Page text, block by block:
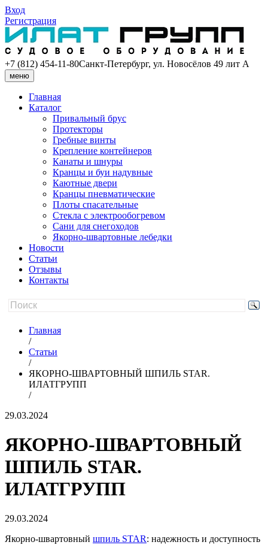
Вход
Регистрация
+7 (812) 454-11-80Санкт-Петербург, ул. Новосёлов 49 лит А
меню
Главная
Каталог
Привальный брус
Протекторы
Гребные винты
Крепление контейнеров
Канаты и шнуры
Кранцы и буи надувные
Каютные двери
Кранцы пневматические
Плоты спасательные
Стекла с электрообогревом
Сани для снегоходов
Якорно-швартовные лебедки
Новости
Статьи
Отзывы
Контакты
Главная
/
Статьи
/
ЯКОРНО-ШВАРТОВНЫЙ ШПИЛЬ STAR.
ИЛАТГРУПП
/
29.03.2024
ЯКОРНО-ШВАРТОВНЫЙ
ШПИЛЬ STAR.
ИЛАТГРУПП
29.03.2024
Якорно-швартовный шпиль STAR: надежность и доступность